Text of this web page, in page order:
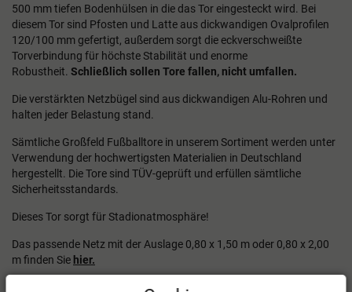
500 mm tiefen Bodenhülsen in die das Tor eingesteckt wird. Bei
diesem Tor sind Pfosten und Latte aus dickwandigen Ovalprofilen
120/100 mm gefertigt, außerdem sorgt die eckverschweißte
Torverbindung für höchste Stabilität und enorme
Robustheit. Schließlich sollen Tore fallen, nicht umfallen.
Die verstärkten Netzbügel sind aus dickwandigen Alu-Rohren und
halten jeder Belastung stand.
Sämtliche Großfeld Fußballtore in unserem Sortiment werden unter
Verwendung der hochwertigsten Materialien in Deutschland
hergestellt. Die Tore sind TÜV-geprüft und erfüllen sämtliche
Sicherheitsstandards.
Dieses Tor sorgt für Stadionatmosphäre!
Das passende Netz mit der Auslage 0,80 x 1,50 m oder 0,80 x 2,00
m finden Sie hier.
Das Tor wiegt je nach Variante ca. 50-60 kg.